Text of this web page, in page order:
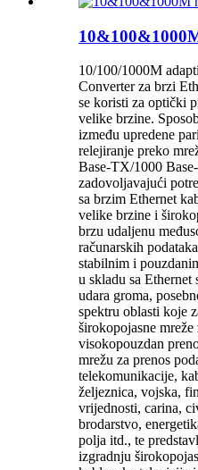
10/100/1000M
Converter za brzi
se koristi za optički
velike brzine.
između upredene
relejiranje preko
Base-TX/1000
zadovoljavajući
sa brzim Ethernet
velike brzine i
brzu udaljenu
računarskih
stabilnim i
u skladu sa Ethernet
udara groma,
spektru oblasti koje
širokopojasne mreže
visokopouzdan
mrežu za prenos
telekomunikacije,
željeznica, vojska,
vrijednosti, carina,
brodarstvo,
polja itd., te
izgradnju